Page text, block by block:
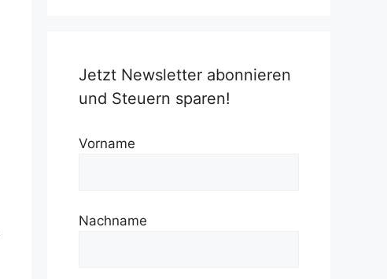
Jetzt Newsletter abonnieren
und Steuern sparen!
Vorname
Nachname